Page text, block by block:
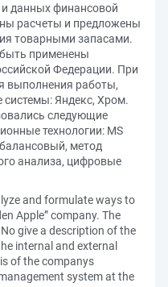
данных финансовой
расчеты и предложены
товарными запасами.
применены
Федерации. При
выполнения работы,
Яндекс, Хром.
следующие
технологии: MS
метод
анализа, цифровые
and formulate ways to
Apple” company. The
give a description of the
internal and external
of the companys
system at the